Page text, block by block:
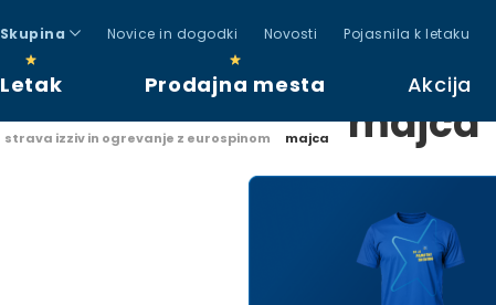
Skupina Novice in dogodki Novosti Pojasnila k letaku
Letak Prodajna mesta Akcija
strava izziv in ogrevanje z eurospinom majca majca